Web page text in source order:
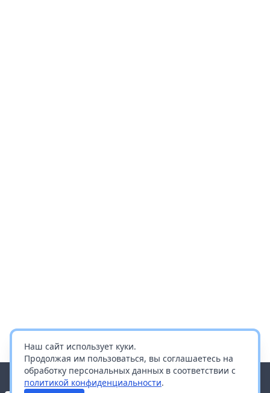
Наш сайт использует куки.
Продолжая им пользоваться, вы соглашаетесь на
обработку персональных данных в соответствии с
политикой конфиденциальности.